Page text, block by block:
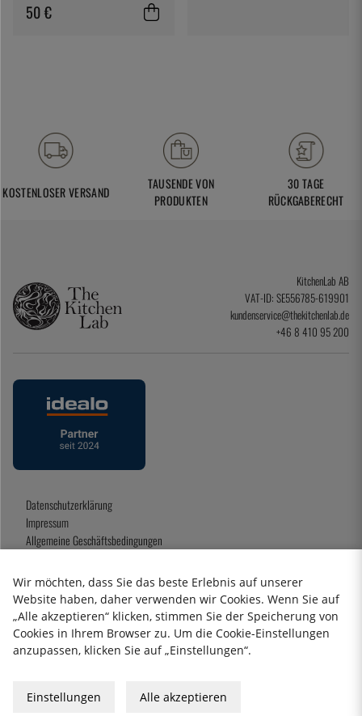
50 €
KOSTENLOSER VERSAND
TAUSENDE VON
PRODUKTEN
30 TAGE
RÜCKGABERECHT
KitchenLab AB
VAT-ID: SE556785-619901
kundenservice@thekitchenlab.de
+46 8 410 95 200
Datenschutzerklärung
Impressum
Allgemeine Geschäftsbedingungen
2026 KitchenLab AB
Wir möchten, dass Sie das beste Erlebnis auf unserer
Website haben, daher verwenden wir Cookies. Wenn Sie auf
„Alle akzeptieren“ klicken, stimmen Sie der Speicherung von
Cookies in Ihrem Browser zu. Um die Cookie-Einstellungen
anzupassen, klicken Sie auf „Einstellungen“.
Einstellungen Alle akzeptieren